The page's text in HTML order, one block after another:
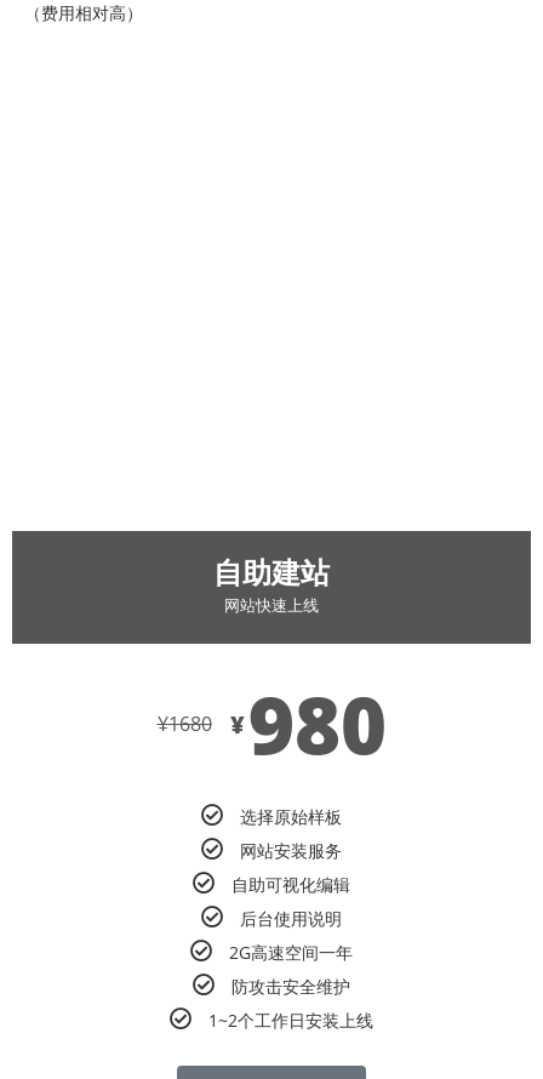
（费用相对高）
自助建站
网站快速上线
¥1680 ¥980
选择原始样板
网站安装服务
自助可视化编辑
后台使用说明
2G高速空间一年
防攻击安全维护
1~2个工作日安装上线